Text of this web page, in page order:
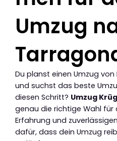
Umzug
Du planst einen Umzug
und suchst das beste
diesen Schritt? Umzug
genau die richtige Wahl für
Erfahrung und
dafür, dass dein Umzug